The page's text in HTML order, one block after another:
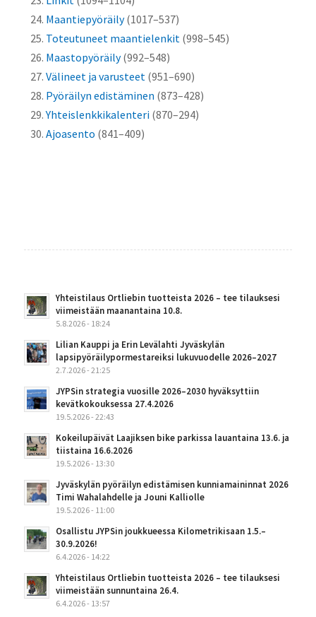
Maantiepyöräily(1017–537)
Toteutuneet maantielenkit (998–545)
Maastopyöräily(992–548)
Välineet ja varusteet (951–690)
Pyöräilyn edistäminen (873–428)
Yhteislenkkikalenteri (870–294)
Ajoasento (841–409)
Yhteistilaus Ortliebin tuotteista 2026 – tee tilauksesi
viimeistään maanantaina 10.8.
5.8.2026 - 18:24
Lilian Kauppi ja Erin Levälahti Jyväskylän
lapsipyöräilypormestareiksi lukuvuodelle 2026–2027
2.7.2026 - 21:25
JYPSin strategia vuosille 2026–2030 hyväksyttiin
kevätkokouksessa 27.4.2026
19.5.2026 - 22:43
Kokeilupäivät Laajiksen bike parkissa lauantaina 13.6. ja
tiistaina 16.6.2026
19.5.2026 - 13:30
Jyväskylän pyöräilyn edistämisen kunniamaininnat 2026
Timi Wahalahdelle ja Jouni Kalliolle
19.5.2026 - 11:00
Osallistu JYPSin joukkueessa Kilometrikisaan 1.5.–
30.9.2026!
6.4.2026 - 14:22
Yhteistilaus Ortliebin tuotteista 2026 – tee tilauksesi
viimeistään sunnuntaina 26.4.
6.4.2026 - 13:57